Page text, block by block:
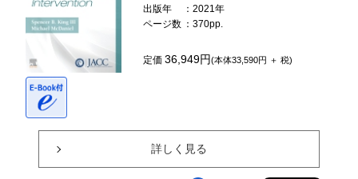
出版年
：2021年
ページ数 ：370pp.
定価36,949円(本体33,590円 ＋ 税)
詳しく見る